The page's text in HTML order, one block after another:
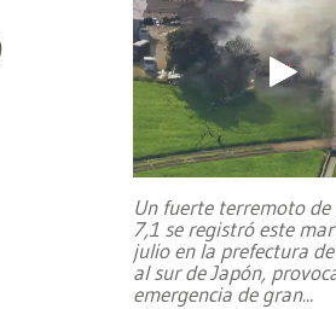
Un fuerte terremoto
7,1 se registró este
julio en la prefectura
al sur de Japón,
emergencia de gran...